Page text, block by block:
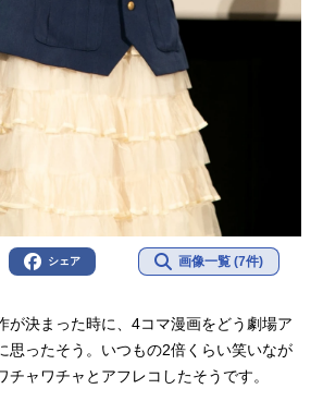
シェア 画像一覧 (7件)
が決まった時に、4コマ漫画をどう劇場ア
思ったそう。いつもの2倍くらい笑いなが
チャワチャとアフレコしたそうです。